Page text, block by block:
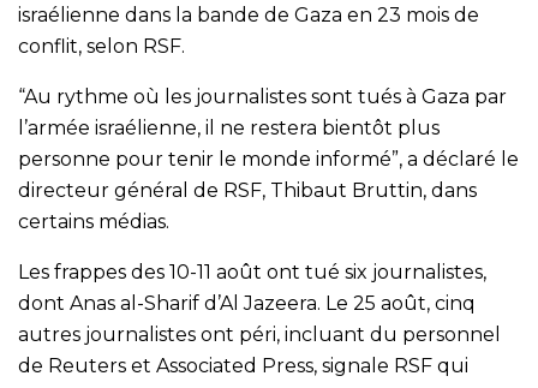
israélienne dans la bande de Gaza en 23 mois de
conflit, selon RSF.
“Au rythme où les journalistes sont tués à Gaza par
l’armée israélienne, il ne restera bientôt plus
personne pour tenir le monde informé”, a déclaré le
directeur général de RSF, Thibaut Bruttin, dans
certains médias.
Les frappes des 10-11 août ont tué six journalistes,
dont Anas al-Sharif d’Al Jazeera. Le 25 août, cinq
autres journalistes ont péri, incluant du personnel
de Reuters et Associated Press, signale RSF qui